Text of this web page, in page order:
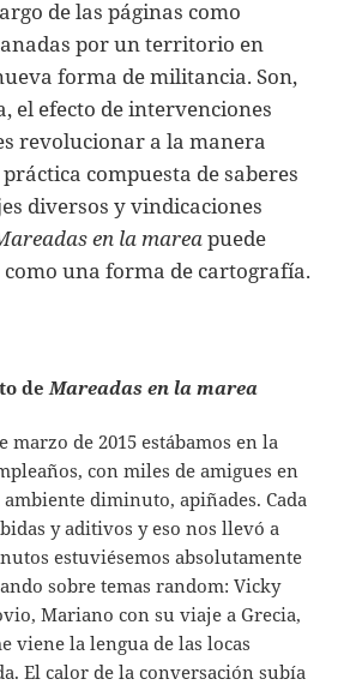
de las páginas como
por un territorio en
forma de militancia. Son,
el efecto de intervenciones
revolucionar a la manera
compuesta de saberes
diversos y vindicaciones
en la mareapuede
como una forma de cartografía.
de Mareadas en la marea
marzo de 2015 estábamos en la
con miles de amigues en
diminuto, apiñades. Cada
y aditivos y eso nos llevó a
estuviésemos absolutamente
sobre temas random: Vicky
Mariano con su viaje a Grecia,
viene la lengua de las locas
El calor de la conversación subía